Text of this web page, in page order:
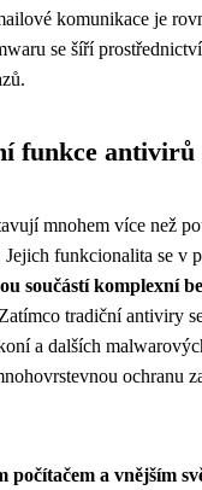
komunikace je
se šíří
funkce antivirů
mnohem více než
funkcionalita se v
součástí komplexní
tradiční antiviry
a dalších
ochranu
počítačem a vnějším